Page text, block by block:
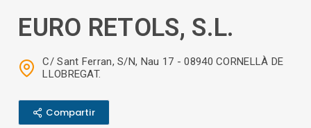
EURO RETOLS, S.L.
C/ Sant Ferran, S/N, Nau 17 - 08940 CORNELLÀ DE
LLOBREGAT.
Compartir